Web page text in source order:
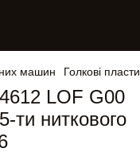
машин Голкові
LOF G00
ти ниткового